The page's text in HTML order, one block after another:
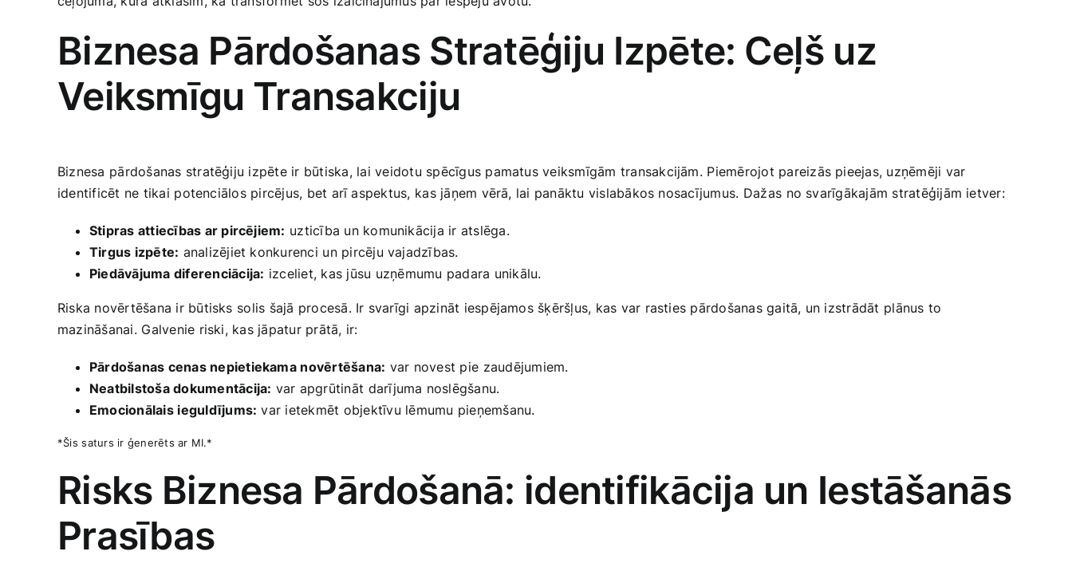
Biznesa ‌Pārdošanas Stratēģiju Izpēte:⁣ Ceļš uz
‌Veiksmīgu ⁤Transakciju
Biznesa⁢ pārdošanas stratēģiju​ izpēte ir būtiska,⁢ lai ​veidotu spēcīgus pamatus veiksmīgām transakcijām.⁤ Piemērojot ​pareizās pieejas, uzņēmēji var
identificēt ne tikai⁣ potenciālos pircējus, bet‍ arī ​aspektus,⁤ kas jāņem vērā, lai‍ panāktu vislabākos nosacījumus. ⁣Dažas⁣ no svarīgākajām stratēģijām ietver:
Stipras ​attiecības ar pircējiem: ⁣uzticība un komunikācija ir atslēga.
Tirgus izpēte: analizējiet‍ konkurenci⁢ un pircēju vajadzības.
Piedāvājuma ​diferenciācija: ⁢izceliet, kas jūsu⁤ uzņēmumu padara unikālu.
Riska novērtēšana‍ ir būtisks ⁣solis‍ šajā ‌procesā. Ir svarīgi apzināt iespējamos‍ šķēršļus, ‍kas var rasties pārdošanas gaitā, un izstrādāt ⁣plānus to
mazināšanai.⁢ Galvenie riski, kas jāpatur prātā, ir:
Pārdošanas cenas nepietiekama ⁢novērtēšana: var ⁢novest pie ⁣zaudējumiem.
Neatbilstoša dokumentācija: var apgrūtināt ⁤darījuma noslēgšanu.
Emocionālais ⁣ieguldījums: var ietekmēt objektīvu ⁤lēmumu ‌pieņemšanu.
*Šis⁣ saturs‌ ir ģenerēts ar MI.*
Risks Biznesa Pārdošanā: identifikācija un Iestāšanās
Prasības